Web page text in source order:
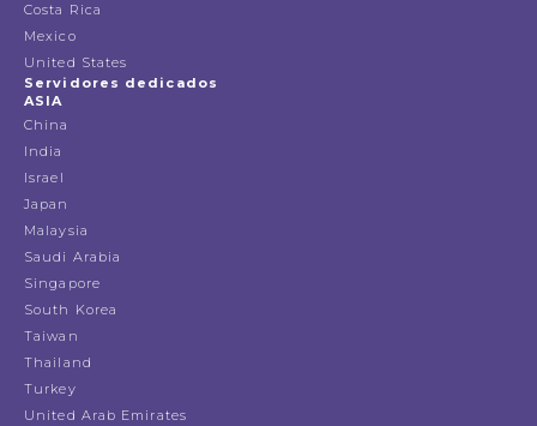
Costa Rica
Mexico
United States
Servidores dedicados
ASIA
China
India
Israel
Japan
Malaysia
Saudi Arabia
Singapore
South Korea
Taiwan
Thailand
Turkey
United Arab Emirates